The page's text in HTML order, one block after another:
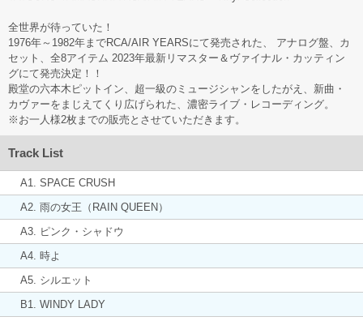
全世界が待っていた！
1976年～1982年までRCA/AIR YEARSにて発売された、 アナログ盤、カ
セット、全8アイテム 2023年最新リマスター＆ヴァイナル・カッティン
グにて発売決定！！
殿堂の六本木ピットイン、超一級のミュージシャンをしたがえ、新曲・
カヴァーをまじえてくり広げられた、濃密ライブ・レコーディング。
※お一人様2枚までの販売とさせていただきます。
Track List
A1. SPACE CRUSH
A2. 雨の女王（RAIN QUEEN）
A3. ピンク・シャドウ
A4. 時よ
A5. シルエット
B1. WINDY LADY